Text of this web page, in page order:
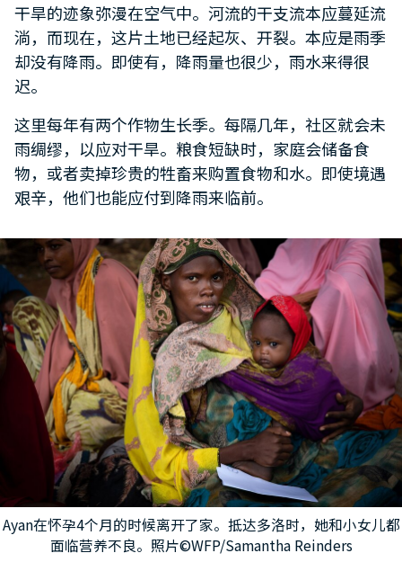
干旱的迹象弥漫在空气中。河流的干支流本应蔓延流
淌，而现在，这片土地已经起灰、开裂。本应是雨季
却没有降雨。即使有，降雨量也很少，雨水来得很
迟。
这里每年有两个作物生长季。每隔几年，社区就会未
雨绸缪，以应对干旱。粮食短缺时，家庭会储备食
物，或者卖掉珍贵的牲畜来购置食物和水。即使境遇
艰辛，他们也能应付到降雨来临前。
Ayan在怀孕4个月的时候离开了家。抵达多洛时，她和小女儿都
面临营养不良。照片©WFP/Samantha Reinders